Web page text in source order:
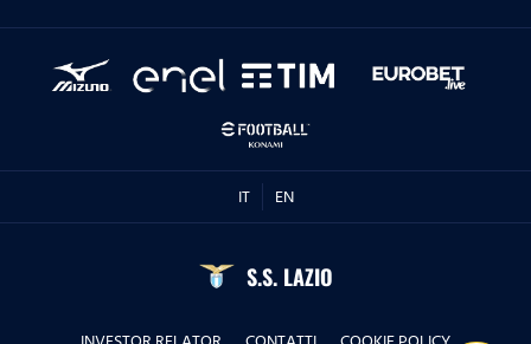
IT EN
S.S. LAZIO